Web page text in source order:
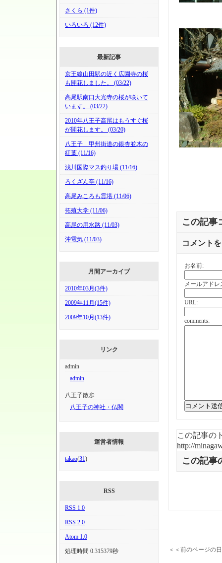
さくら (1件)
いろいろ (12件)
最新記事
京王線山田駅の近く広園寺の桜
も開花しました。 (03/22)
高尾駅南口大光寺の桜が咲いて
います。 (03/22)
2010年八王子高尾はもうすぐ桜
が開花します。 (03/20)
八王子 甲州街道の銀杏並木の
紅葉 (11/16)
浅川国際マス釣り場 (11/16)
ろくざん亭 (11/16)
高尾みころも霊塔 (11/06)
拓殖大学 (11/06)
高尾の用水路 (11/03)
沖電気 (11/03)
月間アーカイブ
2010年03月(3件)
2009年11月(15件)
2009年10月(13件)
リンク
admin
admin
八王子散歩
八王子の神社・仏閣
運営者情報
takao(31)
RSS
RSS 1.0
RSS 2.0
Atom 1.0
処理時間 0.315379秒
この記事
コメント
お名前:
メールアドレ
URL:
comments:
この記事の
http://
この記事
＜＜前のページの